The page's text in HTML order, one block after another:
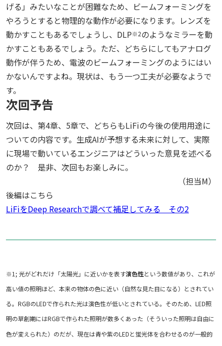
げる」みたいなことが困難なため、ビームフォーミングを
やろうとすると物理的な動作が必要になります。レンズを
動かすこともあるでしょうし、DLP※2のようなミラーを動
かすこともあるでしょう。ただ、どちらにしてもアナログ
動作が伴うため、電波のビームフォーミングのようにはい
かないんですよね。現状は、もう一つ工夫が必要なようで
す。
次回予告
次回は、第4章、5章で、どちらもLiFiの今後の使用用途に
ついての内容です。生成AIが予想する未来に対して、実際
に現場で動いているエンジニアはどういった意見を述べる
のか？ 是非、次回もお楽しみに。
（担当M）
後編はこちら
LiFiをDeep Researchで調べて補足してみる その2
※1; 光がどれだけ「太陽光」に近いかを表す演色性という数値があり、これが
高い値の照明ほど、本来の物体の色に近い（自然な見た目になる）とされてい
る。RGBのLEDで作られた光は演色性が低いとされている。そのため、LED照
明の草創期にはRGBで作られた照明が数多くあった（そういった照明は自由に
色が変えられた）のだが、現在は青や紫のLEDと蛍光体を合わせるのが一般的